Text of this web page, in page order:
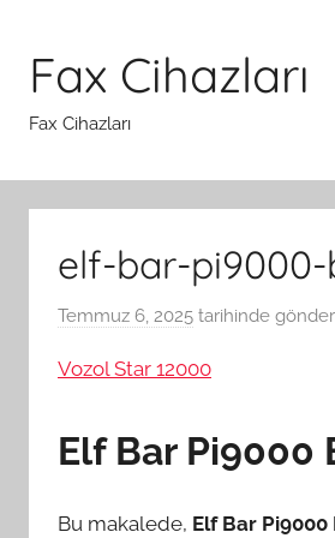
Fax Cihazları
Fax Cihazları
elf-bar-
Temmuz 6, 2025 tarihinde
Vozol Star 12000
Elf Bar Pi9000
Bu makalede, Elf Bar